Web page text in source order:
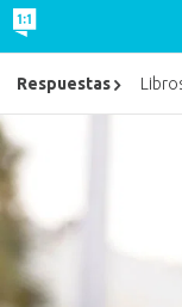
Respuestas